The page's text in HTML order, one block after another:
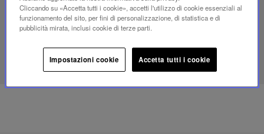
SCOPRI IL NOSTRO SAVOIR-FAIRE
mini
Folia
Cliccando su «Accetta tutti i cookie», accetti l'utilizzo di cookie essenziali al
funzionamento del sito, per fini di personalizzazione, di statistica e di
pubblicità mirata, inclusi cookie di terze parti.
Impostazioni cookie Accetta tutti i cookie